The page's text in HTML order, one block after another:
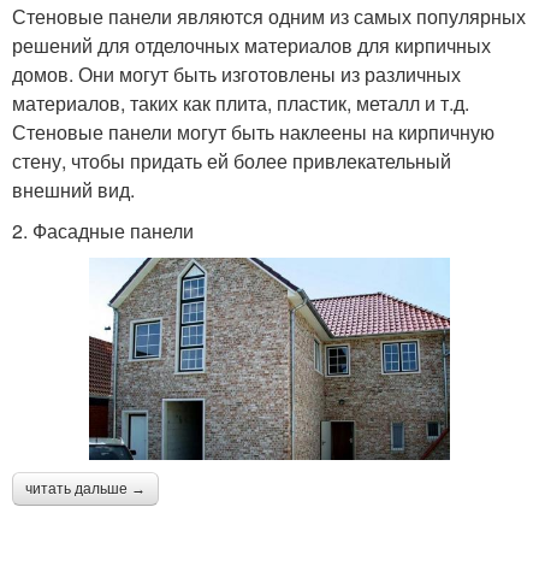
Стеновые панели являются одним из самых популярных
решений для отделочных материалов для кирпичных
домов. Они могут быть изготовлены из различных
материалов, таких как плита, пластик, металл и т.д.
Стеновые панели могут быть наклеены на кирпичную
стену, чтобы придать ей более привлекательный
внешний вид.
2. Фасадные панели
читать дальше →